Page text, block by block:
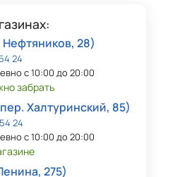
28)
24
с 10:00 до 20:00
забрать
Халтуринский, 85)
24
с 10:00 до 20:00
275)